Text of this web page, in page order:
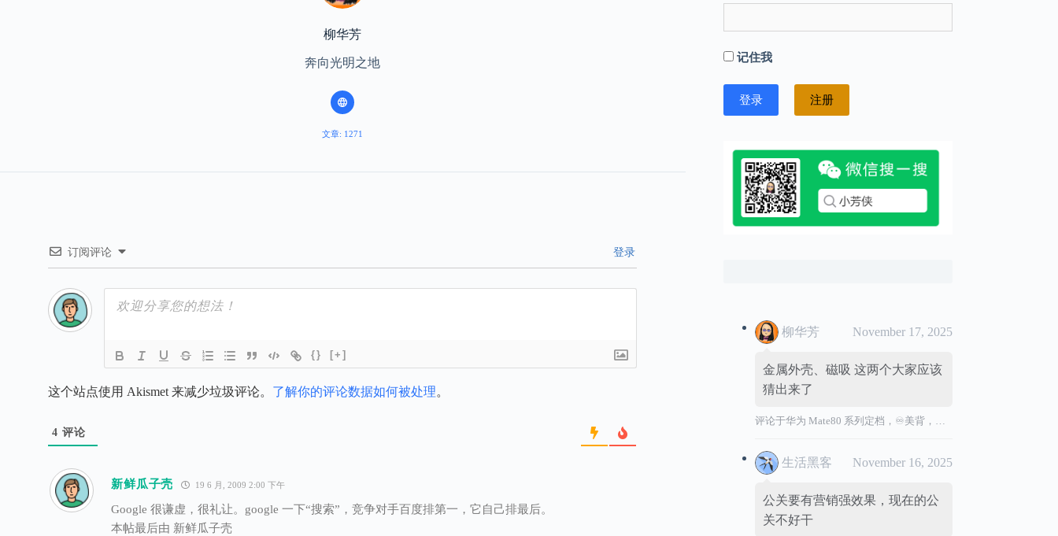
柳华芳
奔向光明之地
文章: 1271
订阅评论 登录
{} [+]
这个站点使用 Akismet 来减少垃圾评论。 了解你的评论数据如何被处理。
4 评论
新鲜瓜子壳 19 6 月, 2009 2:00 下午
Google 很谦虚，很礼让。google 一下“搜索”，竞争对手百度排第一，它自己排最后。
本帖最后由 新鲜瓜子壳
记住我
注册
柳华芳 November 17, 2025
金属外壳、磁吸 这两个大家应该
猜出来了
评论于华为 Mate80 系列定档，♾️美背，全金属机身
生活黑客 November 16, 2025
公关要有营销强效果，现在的公
关不好干